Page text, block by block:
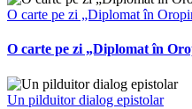
O carte pe zi „Diplomat în
O carte pe zi „Diplomat în
Un pilduitor dialog epistolar